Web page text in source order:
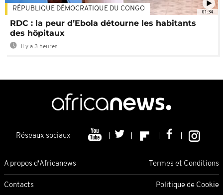
01:34
RÉPUBLIQUE DÉMOCRATIQUE DU CONGO
RDC : la peur d’Ebola détourne les habitants
des hôpitaux
Il y a 3 heures
Réseaux sociaux
A propos d'Africanews Termes et Conditions
Contacts Politique de Cookie